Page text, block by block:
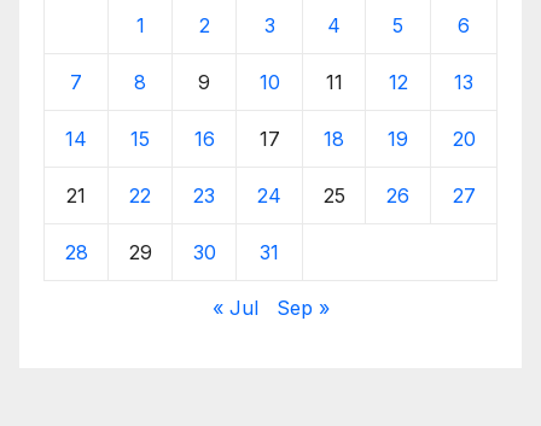
1 2 3 4 5 6
7 8 9 10 11 12 13
14 15 16 17 18 19 20
21 22 23 24 25 26 27
28 29 30 31
« Jul Sep »